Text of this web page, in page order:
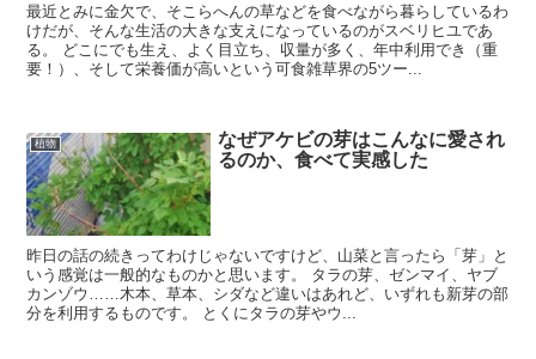
最近とみに金欠で、そこらへんの草などを食べながら暮らしているわ
けだが、そんな生活の大きな支えになっているのがスベリヒユであ
る。 どこにでも生え、よく目立ち、収量が多く、年中利用でき（重
要！）、そして栄養価が高いという可食雑草界の5ツー...
植物
なぜアケビの芽はこんなに愛され
るのか、食べて実感した
昨日の話の続きってわけじゃないですけど、山菜と言ったら「芽」と
いう感覚は一般的なものかと思います。 タラの芽、ゼンマイ、ヤブ
カンゾウ……木本、草本、シダなど違いはあれど、いずれも新芽の部
分を利用するものです。 とくにタラの芽やウ...